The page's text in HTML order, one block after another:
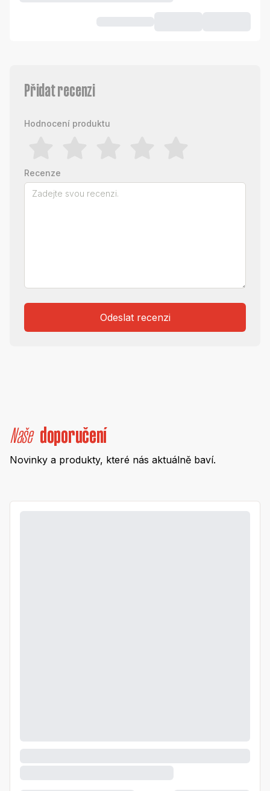
Přidat recenzi
Hodnocení produktu
Recenze
Odeslat recenzi
Naše doporučení
Novinky a produkty, které nás aktuálně baví.